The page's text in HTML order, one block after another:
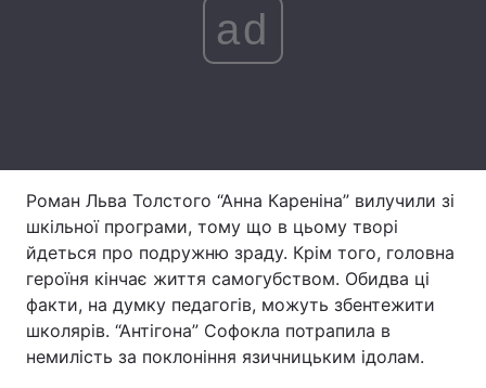
Наука
Лайт
Цікавинки Погода
Екологія Регіони
Відео з Youtube Статті
ad
Роман Льва Толстого “Анна Кареніна” вилучили зі
шкільної програми, тому що в цьому творі
йдеться про подружню зраду. Крім того, головна
героїня кінчає життя самогубством. Обидва ці
факти, на думку педагогів, можуть збентежити
школярів. “Антігона” Софокла потрапила в
немилість за поклоніння язичницьким ідолам.